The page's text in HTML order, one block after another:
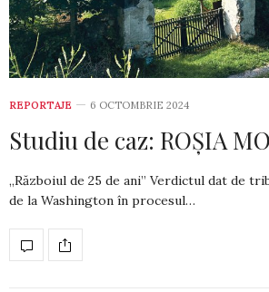
REPORTAJE 6 OCTOMBRIE 2024
Studiu de caz: ROȘIA
„Războiul de 25 de ani” Verdictul dat de
de la Washington în procesul…